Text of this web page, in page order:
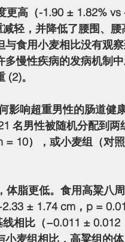
轻，并降低了腰围、
食用小麦相比没有观
慢性疾病的发病机制
。
名男性被随机分配到两
10），或小麦组（对
± 1.74 cm，p =
相比（−0.011 ±
麦组相比，高粱组的